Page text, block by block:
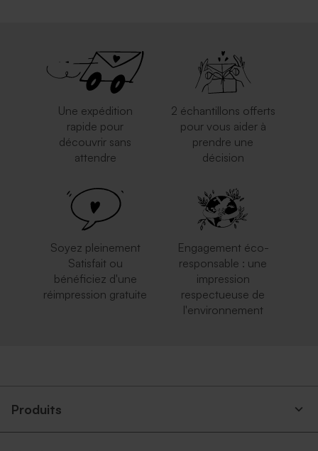
Une expédition
rapide pour
découvrir sans
attendre
2 échantillons offerts
pour vous aider à
prendre une
décision
Soyez pleinement
Satisfait ou
bénéficiez d'une
réimpression gratuite
Engagement éco-
responsable : une
impression
respectueuse de
l'environnement
Produits